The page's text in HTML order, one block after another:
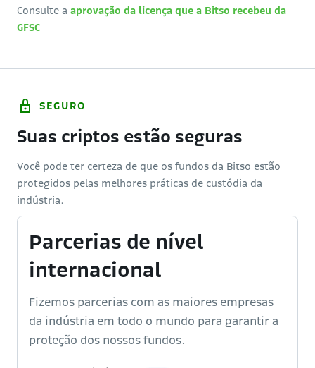
Consulte a aprovação da licença que a Bitso recebeu da
GFSC
SEGURO
Suas criptos estão seguras
Você pode ter certeza de que os fundos da Bitso estão
protegidos pelas melhores práticas de custódia da
indústria.
Parcerias de nível
internacional
Fizemos parcerias com as maiores empresas
da indústria em todo o mundo para garantir a
proteção dos nossos fundos.